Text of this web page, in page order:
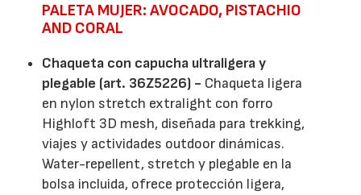
PALETA MUJER: AVOCADO, PISTACHIO
AND CORAL
Chaqueta con capucha ultraligera y
plegable (art. 36Z5226) - Chaqueta ligera
en nylon stretch extralight con forro
Highloft 3D mesh, diseñada para trekking,
viajes y actividades outdoor dinámicas.
Water-repellent, stretch y plegable en la
bolsa incluida, ofrece protección ligera,